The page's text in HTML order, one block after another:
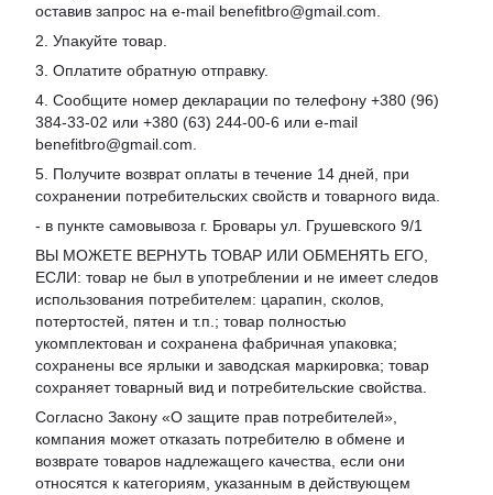
оставив запрос на e-mail benefitbro@gmail.com.
2. Упакуйте товар.
3. Оплатите обратную отправку.
4. Сообщите номер декларации по телефону +380 (96)
384-33-02 или +380 (63) 244-00-6 или e-mail
benefitbro@gmail.com.
5. Получите возврат оплаты в течение 14 дней, при
сохранении потребительских свойств и товарного вида.
- в пункте самовывоза г. Бровары ул. Грушевского 9/1
ВЫ МОЖЕТЕ ВЕРНУТЬ ТОВАР ИЛИ ОБМЕНЯТЬ ЕГО,
ЕСЛИ: товар не был в употреблении и не имеет следов
использования потребителем: царапин, сколов,
потертостей, пятен и т.п.; товар полностью
укомплектован и сохранена фабричная упаковка;
сохранены все ярлыки и заводская маркировка; товар
сохраняет товарный вид и потребительские свойства.
Согласно Закону «О защите прав потребителей»,
компания может отказать потребителю в обмене и
возврате товаров надлежащего качества, если они
относятся к категориям, указанным в действующем